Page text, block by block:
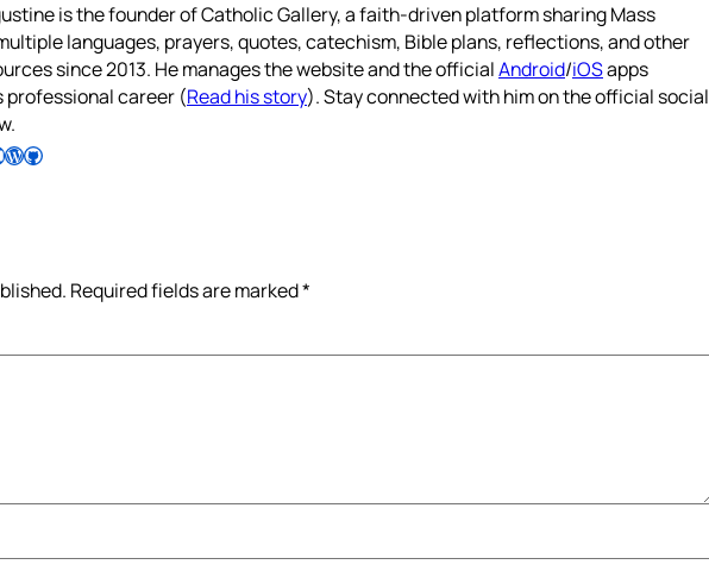
is the founder of Catholic Gallery, a faith-driven platform sharing Mass
languages, prayers, quotes, catechism, Bible plans, reflections, and other
since 2013. He manages the website and the officialAndroid/iOSapps
professional career (Read his story). Stay connected with him on the official social
Follow Pradeep on WordPress Follow Pradeep on GitHub
Required fields are marked*